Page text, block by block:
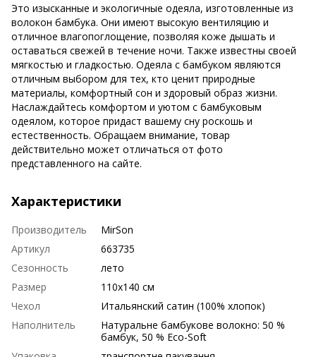
Это изысканные и экологичные одеяла, изготовленные из
волокон бамбука. Они имеют высокую вентиляцию и
отличное влагопоглощение, позволяя коже дышать и
оставаться свежей в течение ночи. Также известны своей
мягкостью и гладкостью. Одеяла с бамбуком являются
отличным выбором для тех, кто ценит природные
материалы, комфортный сон и здоровый образ жизни.
Наслаждайтесь комфортом и уютом с бамбуковым
одеялом, которое придаст вашему сну роскошь и
естественность. Обращаем внимание, товар
действительно может отличаться от фото
представленного на сайте.
Характеристики
Производитель
MirSon
Артикул
663735
Сезонность
лето
Размер
110х140 см
Чехол
Итальянский сатин (100% хлопок)
Наполнитель
Натуральне бамбукове волокно: 50 %
бамбук, 50 % Eco-Soft